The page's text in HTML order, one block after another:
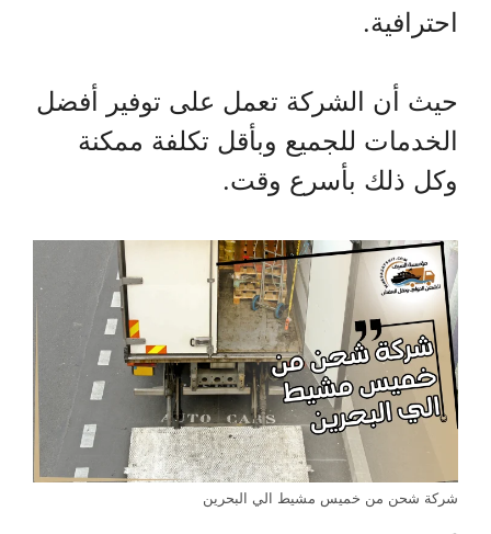
احترافية.
حيث أن الشركة تعمل على توفير أفضل
الخدمات للجميع وبأقل تكلفة ممكنة
وكل ذلك بأسرع وقت.
شركة شحن من خميس مشيط الي البحرين